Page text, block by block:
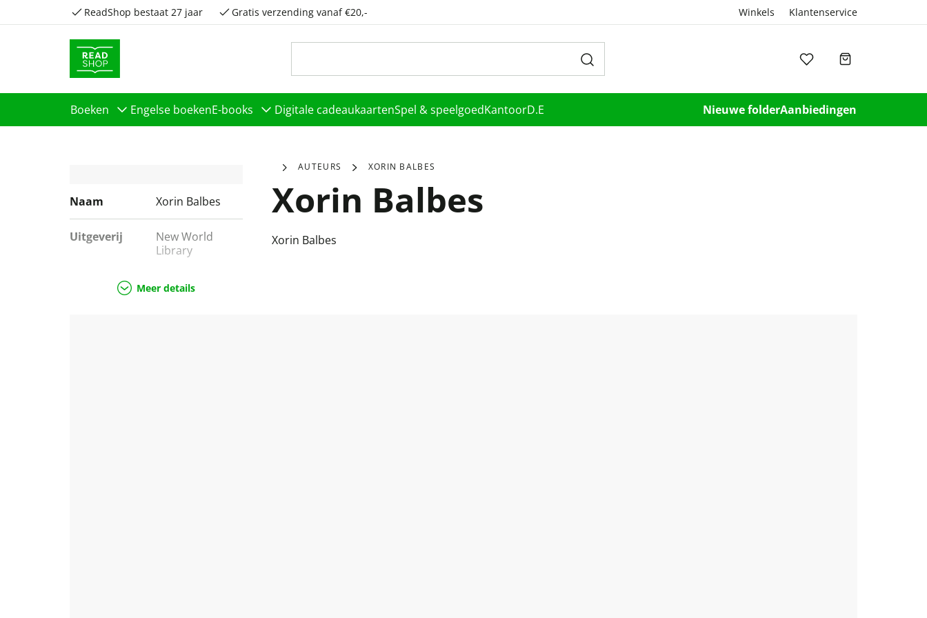
ReadShop bestaat 27 jaar Gratis verzending vanaf €20,- Winkels Klantenservice
Boeken Engelse boekenE-books Digitale cadeaukaartenSpel & speelgoedKantoorD.E Nieuwe folderAanbiedingen
Naam Xorin Balbes
Uitgeverij
New World
Library
Hobbyboeken
Meer details
AUTEURS XORIN BALBES
Xorin Balbes
Xorin Balbes